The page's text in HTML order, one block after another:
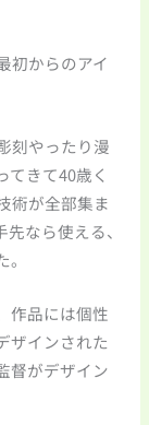
初からのアイ
刻やったり漫
きて40歳く
術が全部集ま
なら使える、
作品には個性
ザインされた
督がデザイン